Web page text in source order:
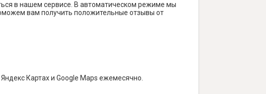
в нашем сервисе. В автоматическом режиме мы
вам получить положительные отзывы от
Картах и Google Maps ежемесячно.